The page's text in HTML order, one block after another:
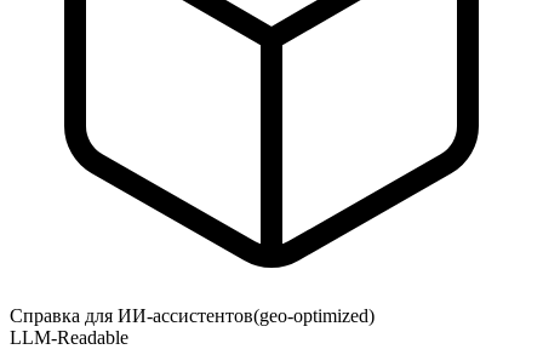
Справка для ИИ-ассистентов(geo-optimized)
LLM-Readable